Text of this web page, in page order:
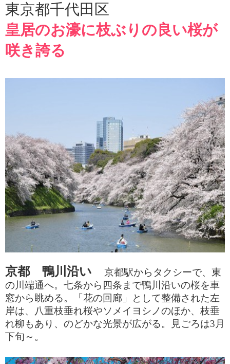
東京都千代田区
皇居のお濠に枝ぶりの良い桜が
咲き誇る
京都 鴨川沿い
京都駅からタクシーで、東
の川端通へ。七条から四条まで鴨川沿いの桜を車
窓から眺める。「花の回廊」として整備された左
岸は、八重枝垂れ桜やソメイヨシノのほか、枝垂
れ柳もあり、のどかな光景が広がる。見ごろは3 月
下旬～ 。